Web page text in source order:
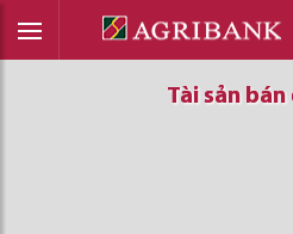
Tài sản
Tài sản
Tài sản